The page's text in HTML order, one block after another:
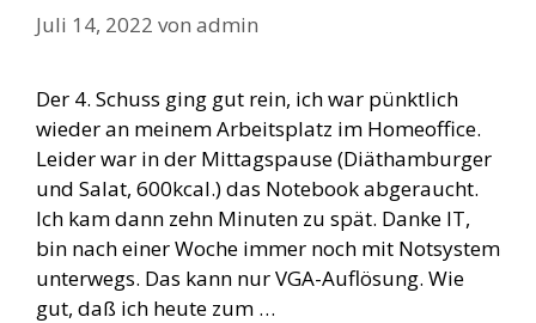
Juli 14, 2022 von admin
Der 4. Schuss ging gut rein, ich war pünktlich
wieder an meinem Arbeitsplatz im Homeoffice.
Leider war in der Mittagspause (Diäthamburger
und Salat, 600kcal.) das Notebook abgeraucht.
Ich kam dann zehn Minuten zu spät. Danke IT,
bin nach einer Woche immer noch mit Notsystem
unterwegs. Das kann nur VGA-Auflösung. Wie
gut, daß ich heute zum …